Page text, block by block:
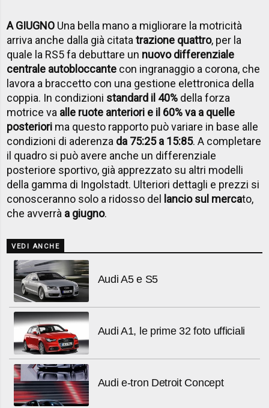
A GIUGNO Una bella mano a migliorare la motricità
arriva anche dalla già citatatrazione quattro, per la
quale la RS5 fa debuttare un nuovo differenziale
centrale autobloccante con ingranaggio a corona, che
lavora a braccetto con una gestione elettronica della
coppia. In condizioni standard il 40% della forza
motrice va alle ruote anteriori e il 60% va a quelle
posteriori ma questo rapporto può variare in base alle
condizioni di aderenza da 75:25 a 15:85. A completare
il quadro si può avere anche un differenziale
posteriore sportivo, già apprezzato su altri modelli
della gamma di Ingolstadt. Ulteriori dettagli e prezzi si
conosceranno solo a ridosso del lancio sul mercato,
che avverrà a giugno.
VEDI ANCHE
Audi A5 e S5
Audi A1, le prime 32 foto ufficiali
Audi e-tron Detroit Concept